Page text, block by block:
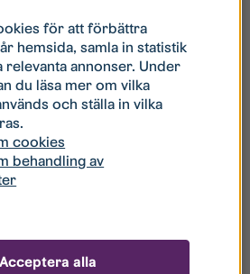
under tvättstället, med
kommod i termoplast.
vattentät, även om du har
i den. Den mjukstängande
högblankt utförande, har gott
och öppnas enkelt med
i metall. Kommoden, som
för att förbättra
hemsida, samla in statistik
relevanta annonser. Under
du läsa mer om vilka
och ställa in vilka
cookies
behandling av
Acceptera alla